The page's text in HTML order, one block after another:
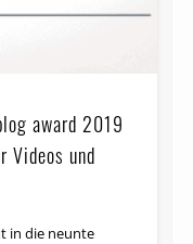
award 2019
Videos und
in die neunte